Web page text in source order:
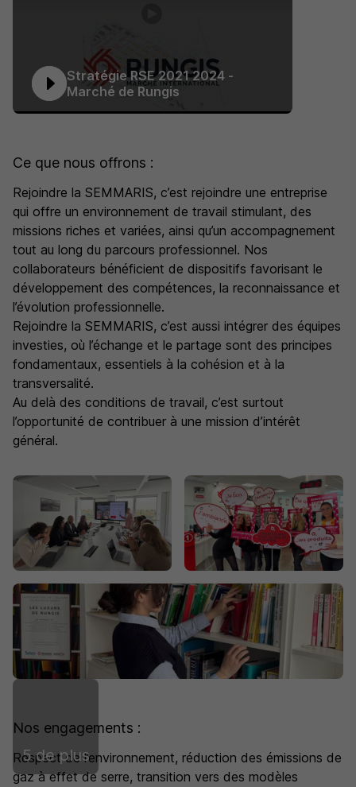
Stratégie RSE 2021 2024 -
Marché de Rungis
Ce que nous offrons :
Rejoindre la SEMMARIS, c’est rejoindre une entreprise
qui offre un environnement de travail stimulant, des
missions riches et variées, ainsi qu’un accompagnement
tout au long du parcours professionnel. Nos
collaborateurs bénéficient de dispositifs favorisant le
développement des compétences, la reconnaissance et
l’évolution professionnelle.
Rejoindre la SEMMARIS, c’est aussi intégrer des équipes
investies, où l’échange et le partage sont des principes
fondamentaux, essentiels à la cohésion et à la
transversalité.
Au delà des conditions de travail, c’est surtout
l’opportunité de contribuer à une mission d’intérêt
général.
5 de plus
Nos engagements :
Respect de l’environnement, réduction des émissions de
gaz à effet de serre, transition vers des modèles